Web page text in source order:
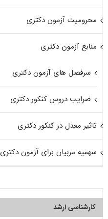
محرومیت آزمون دکتری
منابع آزمون دکتری
سرفصل های آزمون دکتری
ضرایب دروس کنکور دکتری
تاثیر معدل در کنکور دکتری
سهمیه مربیان برای آزمون دکتری
کارشناسی ارشد